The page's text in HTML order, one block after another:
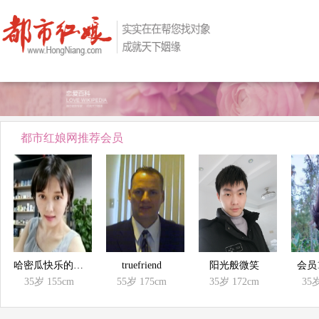
都市红娘网推荐会员
35岁 155cm
truefriend
55岁 175cm
阳光般微笑
35岁 172cm
会员
35